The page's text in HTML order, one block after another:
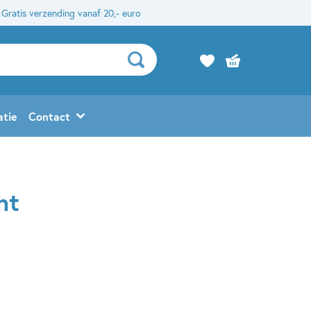
Gratis verzending vanaf 20,- euro
Contact